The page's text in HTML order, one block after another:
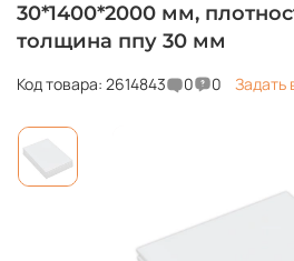
30*1400*2000 мм,
толщина ппу 30 мм
Код товара: 2614843 0 0 Задать